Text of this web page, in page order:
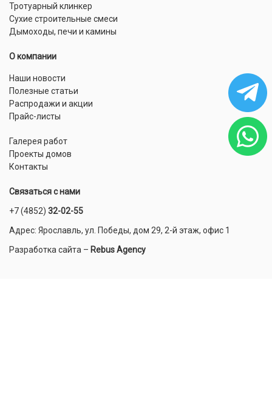
Тротуарный клинкер
Сухие строительные смеси
Дымоходы, печи и камины
О компании
Наши новости
Полезные статьи
Распродажи и акции
Прайс-листы
Галерея работ
Проекты домов
Контакты
Связаться с нами
+7 (4852) 32-02-55
Адрес: Ярославль, ул. Победы, дом 29, 2-й этаж, офис 1
Разработка сайта – Rebus Agency